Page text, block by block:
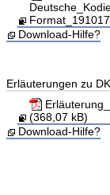
Download-Hilfe?
Erläuterungen zu
(368,07 kB)
Download-Hilfe?